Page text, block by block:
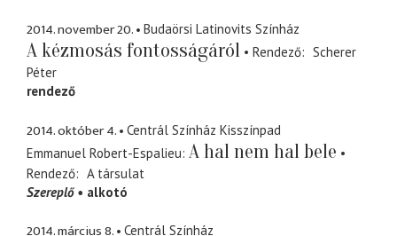
2014. november 20. Budaörsi Latinovits Színház
A kézmosás fontosságáról Rendező
Scherer
Péter
rendező
2014. október 4.
Centrál Színház Kisszínpad
Emmanuel Robert-Espalieu A hal nem hal bele
Rendező
A társulat
Szereplő
alkotó
2014. március 8. Centrál Színház